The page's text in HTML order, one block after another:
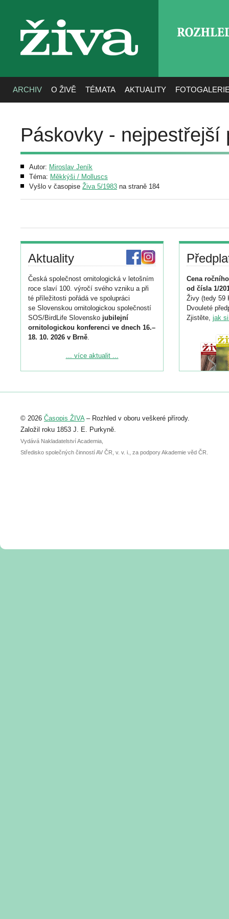
živa
ARCHIV O ŽIVĚ TÉMATA AKTUALITY
Páskovky -
Autor: Miroslav Jeník
Téma: Měkkýši / Molluscs
Vyšlo v časopise Živa 5/1983 na straně 184
Aktuality
Česká společnost ornitologická v letošním
roce slaví 100. výročí svého vzniku a při
té příležitosti pořádá ve spolupráci
se Slovenskou ornitologickou společností
SOS/BirdLife Slovensko jubilejní
ornitologickou konferenci ve dnech 16.–
18. 10. 2026 v Brně.
Podrobnější informace ke konferenci
Registrovat se můžete do 6. září.
abstraktu přihlášené přednášky nebo
posteru je už 30. června.
... více aktualit ...
Cena
od čísla 1/
Živy (tedy 59
Dvouleté
Zjistěte, jak
© 2026 Časopis ŽIVA– Rozhled v oboru veškeré přírody.
Založil roku 1853 J. E. Purkyně.
Vydává Nakladatelství Academia,
Středisko společných činností AV ČR, v. v. i., za podpory Akademie věd ČR.